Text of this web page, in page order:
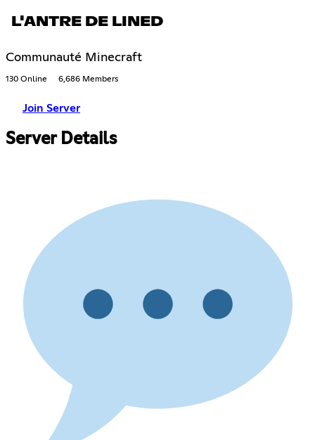
L'ANTRE DE LINED
Communauté Minecraft
130 Online 6,686 Members
Join Server
Server Details